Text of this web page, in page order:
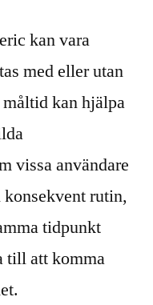
kan vara
med eller utan
kan hjälpa
vissa användare
rutin,
tidpunkt
till att komma